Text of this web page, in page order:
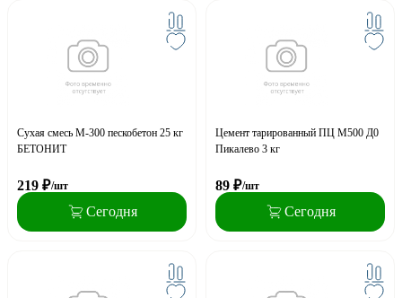
Сухая смесь М-300 пескобетон 25 кг
БЕТОНИТ
219 ₽/шт
Сегодня
Цемент тарированный ПЦ М500 Д0
Пикалево 3 кг
89 ₽/шт
Сегодня